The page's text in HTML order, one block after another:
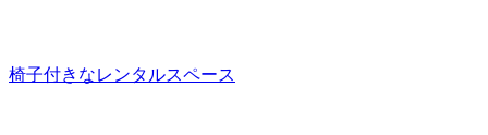
椅子付きなレンタルスペース